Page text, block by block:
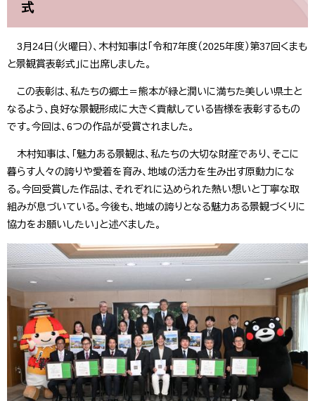
式
3月24日（火曜日）、木村知事は「令和7年度（2025年度）第37回くまも
と景観賞表彰式」に出席しました。
この表彰は、私たちの郷土＝熊本が緑と潤いに満ちた美しい県土と
なるよう、良好な景観形成に大きく貢献している皆様を表彰するもの
です。今回は、6つの作品が受賞されました。
木村知事は、「魅力ある景観は、私たちの大切な財産であり、そこに
暮らす人々の誇りや愛着を育み、地域の活力を生み出す原動力にな
る。今回受賞した作品は、それぞれに込められた熱い想いと丁寧な取
組みが息づいている。今後も、地域の誇りとなる魅力ある景観づくりに
協力をお願いしたい」と述べました。